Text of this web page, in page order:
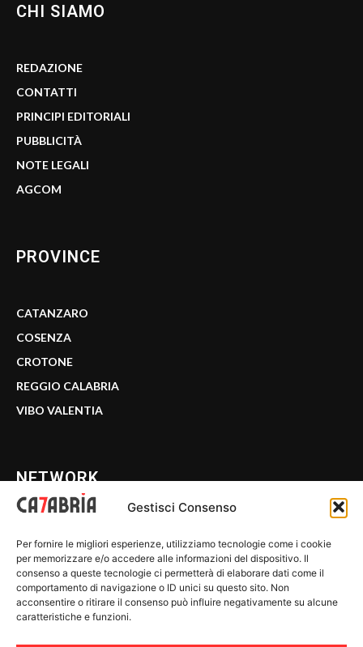
Gestisci Consenso
Per fornire le migliori esperienze, utilizziamo tecnologie come i cookie
per memorizzare e/o accedere alle informazioni del dispositivo. Il
consenso a queste tecnologie ci permetterà di elaborare dati come il
comportamento di navigazione o ID unici su questo sito. Non
acconsentire o ritirare il consenso può influire negativamente su alcune
caratteristiche e funzioni.
CHI SIAMO
REDAZIONE
CONTATTI
PRINCIPI EDITORIALI
PUBBLICITÀ
NOTE LEGALI
AGCOM
PROVINCE
CATANZARO
COSENZA
CROTONE
REGGIO CALABRIA
VIBO VALENTIA
NETWORK
WE CALABRIA
C7 PLAY
MIX ZONE